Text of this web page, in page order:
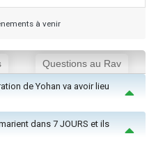
à venir
Questions au Rav
de Yohan va avoir lieu
dans 7 JOURS et ils